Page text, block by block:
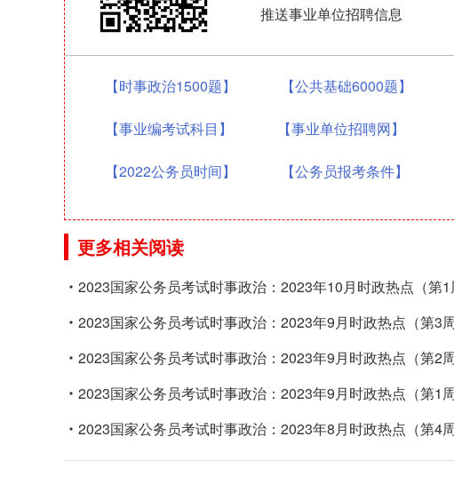
推送事业单位招聘信息
【时事政治1500题】 【公共基础6000题】
【事业编考试科目】 【事业单位招聘网】
【2022公务员时间】 【公务员报考条件】
更多相关阅读
2023国家公务员考试时事政治：2023年10月时政热点（第1
2023国家公务员考试时事政治：2023年9月时政热点（第3周
2023国家公务员考试时事政治：2023年9月时政热点（第2周
2023国家公务员考试时事政治：2023年9月时政热点（第1周
2023国家公务员考试时事政治：2023年8月时政热点（第4周